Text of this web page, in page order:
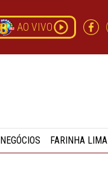
AO VIVO
NEGÓCIOS FARINHA LIMA